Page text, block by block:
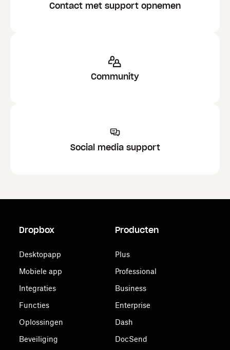
Contact met support opnemen
Community
Social media support
Dropbox
Desktopapp
Mobiele app
Integraties
Functies
Oplossingen
Beveiliging
Producten
Plus
Professional
Business
Enterprise
Dash
DocSend